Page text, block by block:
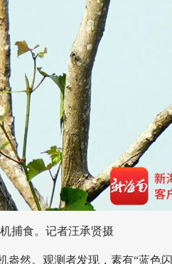
食。记者汪承贤摄
然。观测者发现，素有“蓝色闪